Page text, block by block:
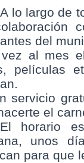
A lo largo de
del
al mes
películas
servicio
el
El horario
unos
para que